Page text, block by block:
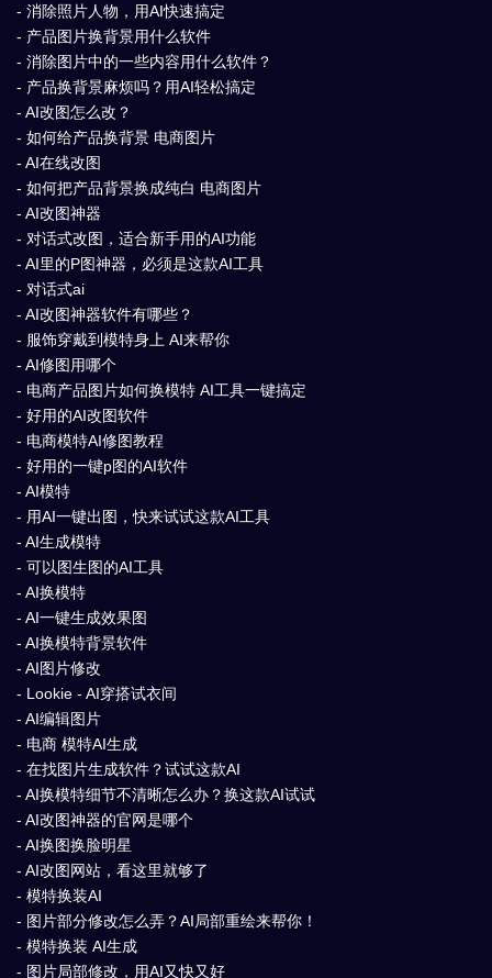
- 消除照片人物，用AI快速搞定
- 产品图片换背景用什么软件
- 消除图片中的一些内容用什么软件？
- 产品换背景麻烦吗？用AI轻松搞定
- AI改图怎么改？
- 如何给产品换背景 电商图片
- AI在线改图
- 如何把产品背景换成纯白 电商图片
- AI改图神器
- 对话式改图，适合新手用的AI功能
- AI里的P图神器，必须是这款AI工具
- 对话式ai
- AI改图神器软件有哪些？
- 服饰穿戴到模特身上 AI来帮你
- AI修图用哪个
- 电商产品图片如何换模特 AI工具一键搞定
- 好用的AI改图软件
- 电商模特AI修图教程
- 好用的一键p图的AI软件
- AI模特
- 用AI一键出图，快来试试这款AI工具
- AI生成模特
- 可以图生图的AI工具
- AI换模特
- AI一键生成效果图
- AI换模特背景软件
- AI图片修改
- Lookie - AI穿搭试衣间
- AI编辑图片
- 电商 模特AI生成
- 在找图片生成软件？试试这款AI
- AI换模特细节不清晰怎么办？换这款AI试试
- AI改图神器的官网是哪个
- AI换图换脸明星
- AI改图网站，看这里就够了
- 模特换装AI
- 图片部分修改怎么弄？AI局部重绘来帮你！
- 模特换装 AI生成
- 图片局部修改，用AI又快又好